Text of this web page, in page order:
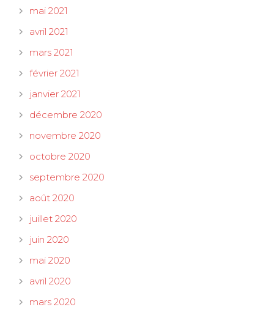
mai 2021
avril 2021
mars 2021
février 2021
janvier 2021
décembre 2020
novembre 2020
octobre 2020
septembre 2020
août 2020
juillet 2020
juin 2020
mai 2020
avril 2020
mars 2020